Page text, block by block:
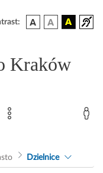
Kraków
Dzielnice